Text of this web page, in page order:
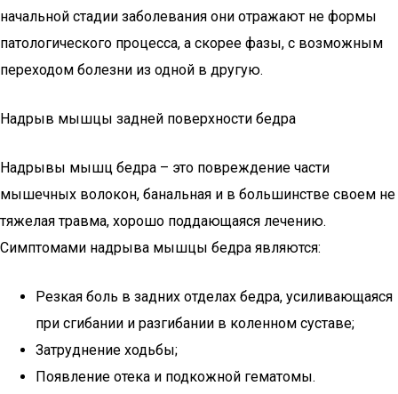
начальной стадии заболевания они отражают не формы
патологического процесса, а скорее фазы, с возможным
переходом болезни из одной в другую.
Надрыв мышцы задней поверхности бедра
Надрывы мышц бедра – это повреждение части
мышечных волокон, банальная и в большинстве своем не
тяжелая травма, хорошо поддающаяся лечению.
Симптомами надрыва мышцы бедра являются:
Резкая боль в задних отделах бедра, усиливающаяся
при сгибании и разгибании в коленном суставе;
Затруднение ходьбы;
Появление отека и подкожной гематомы.